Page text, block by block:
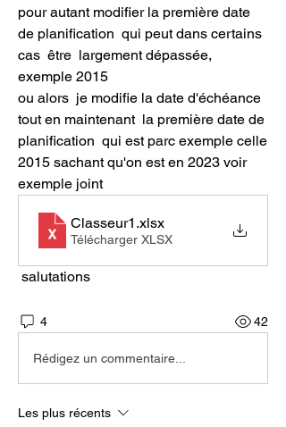
pour autant modifier la première date
de planification  qui peut dans certains
cas  être  largement dépassée,
exemple 2015
ou alors  je modifie la date d'échéance
tout en maintenant  la première date de
planification  qui est parc exemple celle
2015 sachant qu'on est en 2023 voir
exemple joint
Classeur1 .xlsx
Télécharger XLSX
salutations
4 42
Rédigez un commentaire...
Les plus récents